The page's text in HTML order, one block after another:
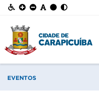
EVENTOS